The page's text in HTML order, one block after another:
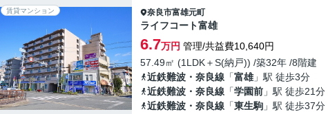
賃貸マンション 奈良市富雄元町
ライフコート富雄
6.7万円 管理/共益費10,640円
57.49㎡ (1LDK＋S(納戸)) /築32年 /8階建
近鉄難波・奈良線 「富雄」駅 徒歩3分
近鉄難波・奈良線 「学園前 」駅 徒歩21分
近鉄難波・奈良線 「東生駒 」駅 徒歩37分